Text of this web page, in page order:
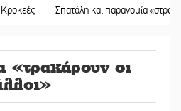
|| Σπατάλη και παρανομία
«τρακάρουν οι